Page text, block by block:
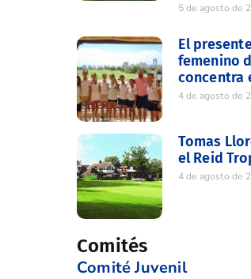
5 de agosto de
El
femenino
concentra
4 de agosto de
Tomas
el Reid
4 de agosto de
Comités
Comité Juvenil